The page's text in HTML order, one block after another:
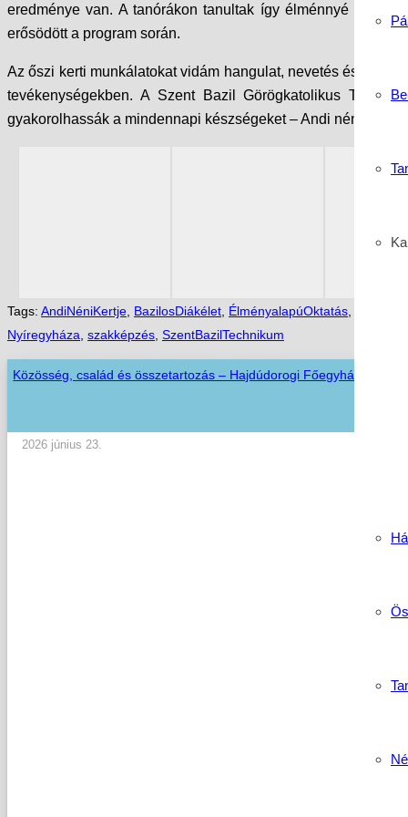
eredménye van. A tanórákon tanultak így élménnyé váltak: a
erősödött a program során.
Az őszi kerti munkálatokat vidám hangulat, nevetés és sok
tevékenységekben. A Szent Bazil Görögkatolikus
gyakorolhassák a mindennapi készségeket – Andi néni kertje
Tags: AndiNéniKertje BazilosDiákélet ÉlményalapúOktatás
Nyíregyháza szakképzés SzentBazilTechnikum
Közösség, család és összetartozás – Hajdúdorogi Főegyházmegyei
2026 június 23.